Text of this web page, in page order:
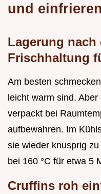
und einfrieren
Lagerung nach
Frischhaltung
Am besten
leicht warm sind.
verpackt bei
aufbewahren. Im
sie wieder knusprig
bei 160 °C für etwa 5
Cruffins roh